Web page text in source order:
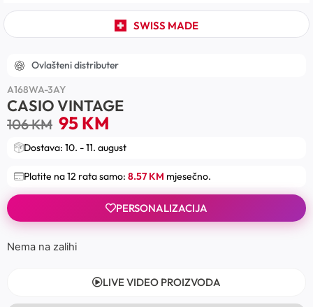
SWISS MADE
Ovlašteni distributer
A168WA-3AY
CASIO VINTAGE
106KM 95KM
Dostava: 10. - 11. august
Platite na 12 rata samo: 8.57 KM mjesečno.
PERSONALIZACIJA
Nema na zalihi
LIVE VIDEO PROIZVODA